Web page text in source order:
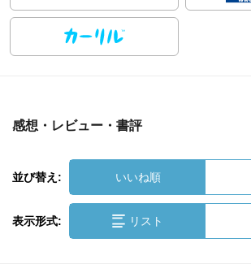
感想・レビュー・書評
並び替え: いいね順
表示形式: リスト